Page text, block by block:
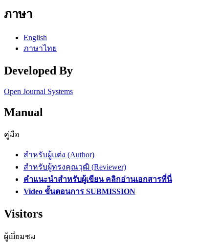
ภาษา
English
ภาษาไทย
Developed By
Open Journal Systems
Manual
คู่มือ
สำหรับผู้แต่ง (Author)
สำหรับผู้ทรงคุณวุฒิ (Reviewer)
คำแนะนำสำหรับผู้เขียน คลิกอ่านเอกสารที่นี่
Video ขั้นตอนการ SUBMISSION
Visitors
ผู้เยี่ยมชม